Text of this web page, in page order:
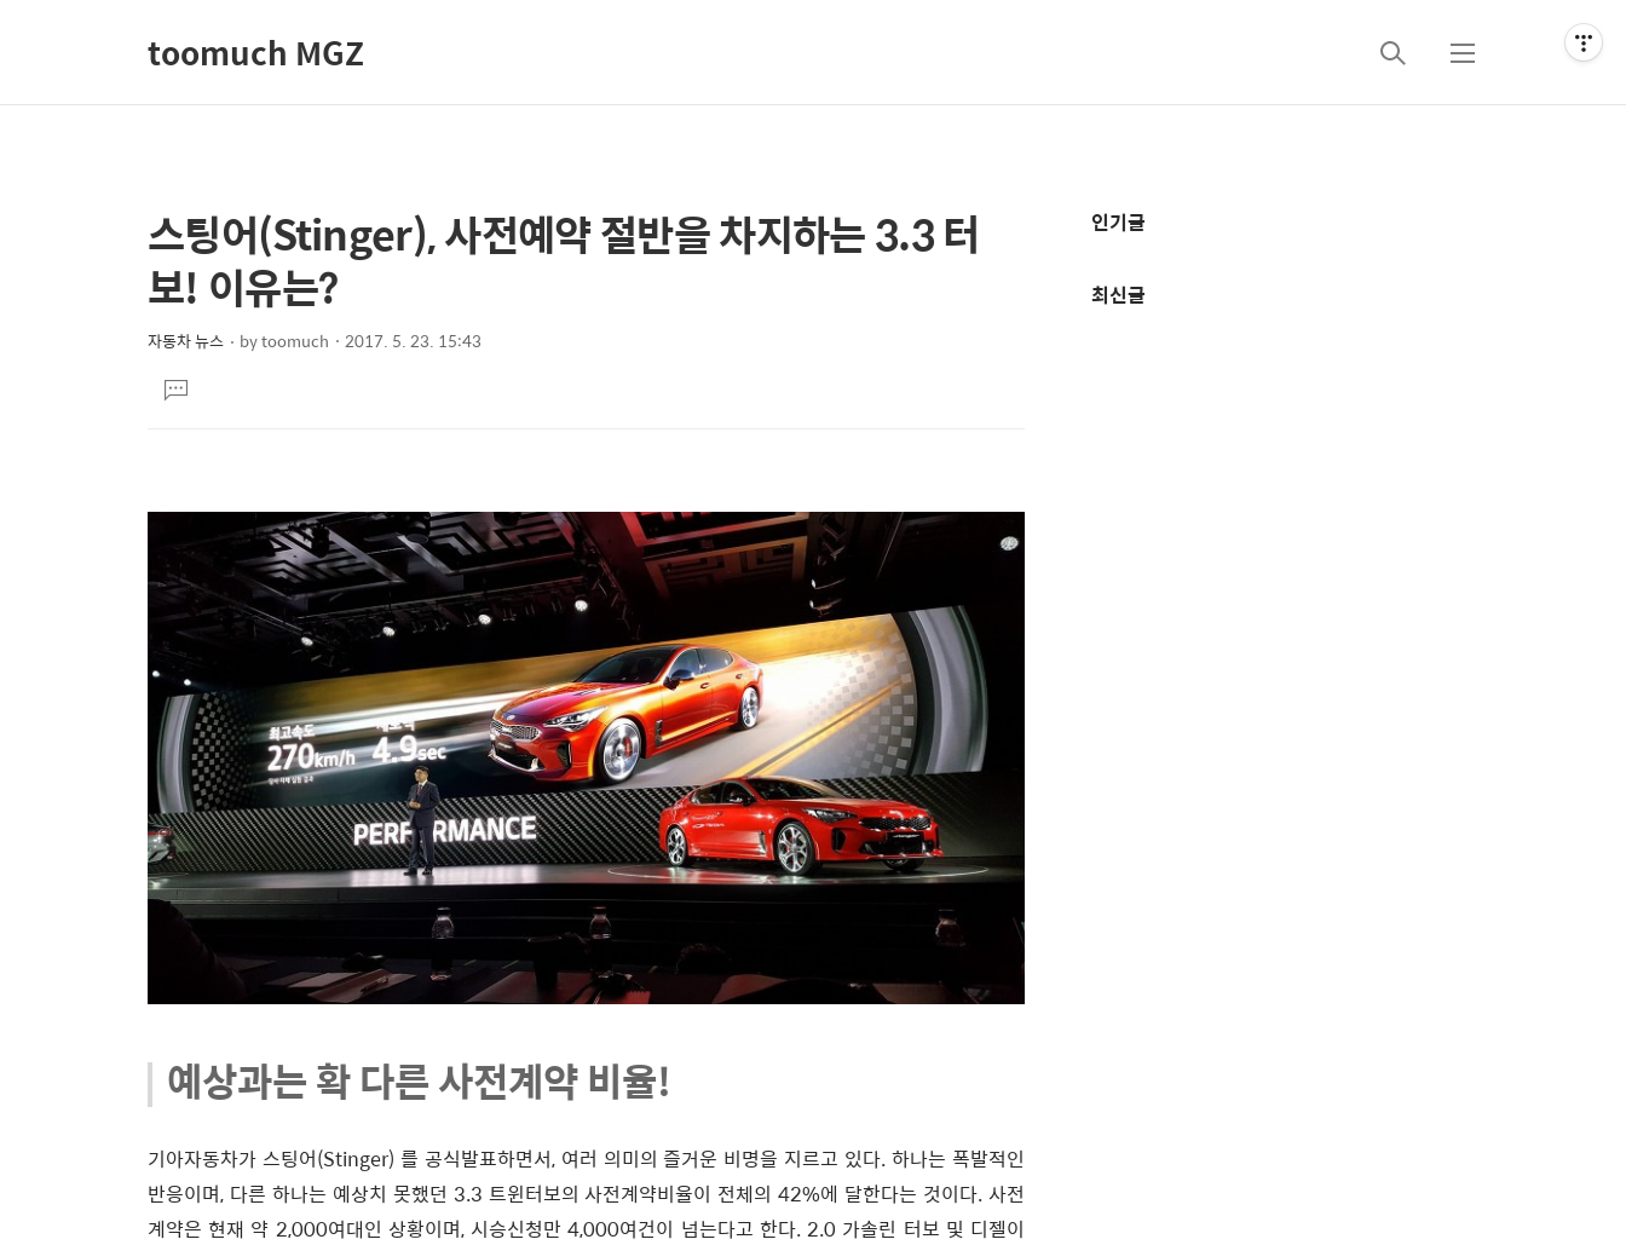
toomuch MGZ
검
메
상
세
컨
텐
본
문
제
스팅어(Stinger), 사전예약 절반을 차지하는 3.3 터
보! 이유는?
자동차 뉴스 bytoomuch 2017. 5. 23. 15:43
문댓
글
예상과는 확 다른 사전계약 비율!
기아자동차가 스팅어(Stinger) 를 공식발표하면서, 여러 의미의 즐거운 비명을 지르고 있다. 하나는 폭발적인
반응이며, 다른 하나는 예상치 못했던 3.3 트윈터보의 사전계약비율이 전체의 42%에 달한다는 것이다. 사전
계약은 현재 약 2,000여대인 상황이며, 시승신청만 4,000여건이 넘는다고 한다. 2.0 가솔린 터보 및 디젤이
추
정
인기글
최신글